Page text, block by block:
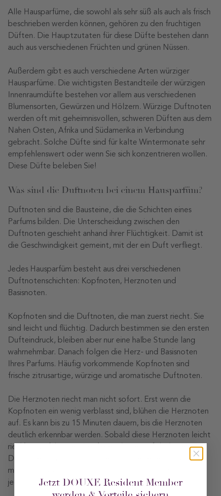
Alle Hausparfüme, die sowohl als sehr süß als auch als frisch
beschrieben werden können, gehören zu den fruchtigen
Düften. Die Hauptzutaten für diese Düfte bestehen dann
auch aus verschiedenen Früchten und grünen Nüssen.
Außerdem gibt es auch verschiedene Arten würziger
Hausparfüme. Die wichtigsten Bestandteile der würzigen
Innenraumdüfte bestehen vor allem aus verschiedenen
Blumensorten, Gewürzen und Hölzern. Würzige Duftnoten
werden oft mit geheimnisvollen, schweren Düften aus dem
Nahen Osten, Afrika und Südamerika in Verbindung
gebracht. Solche Düfte sind für kalte Wintermonate sehr
empfehlenswert oder wenn Sie sich konzentrieren wollen.
Diese Düfte beleben Sie!
Was sind die Duftnoten bei einem Hausparfüm?
Duftnoten sind die Bausteine, die die Schichten eines
Parfums bilden. Die Unterscheidung zwischen den
Duftnoten geschieht anhand ihrer Flüchtigkeit. Damit ist
die Geschwindigkeit gemeint, mit der ein Duft verfliegt.
Jedes Hausparfüm besteht aus drei verschiedenen
Duftnotenschichten: Kopfnoten, Herznoten und
Basisnoten.
Kopfnoten sind die Duftnoten, die man zuerst riecht. Sie
sind leicht und flüchtig. Dadurch bestimmen sie den ersten
Dufteindruck, bleiben aber nur eine halbe Stunde lang
wahrnehmbar. Danach folgen die Herz- und Basisnoten
Ihres Parfums. Häufig vorkommende Kopfnoten sind
frische zitrusartige, würzige und aromatische Duftnoten.
Die Herznoten riecht man nicht sofort. Erst wenn die
Kopfnoten ein wenig verblasst sind, blühen die Herznoten
auf. Es kann bis zu 15 Minuten dauern, bis die Herznoten
deutlich erkennbar werden. Sobald diese Herznoten leicht
riechbar sind, können Sie diese schönen, oft holzigen
Duftnoten bis zu fünf Stunden lang genießen. Zusammen
mit den Basisnoten bilden die Herznoten den Kern eines
jeden Hausparfums.
Jetzt DOUXE Resident Member